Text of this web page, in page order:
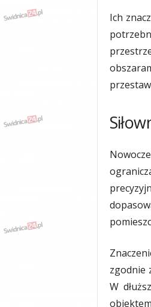
Ich
zgodnie
W